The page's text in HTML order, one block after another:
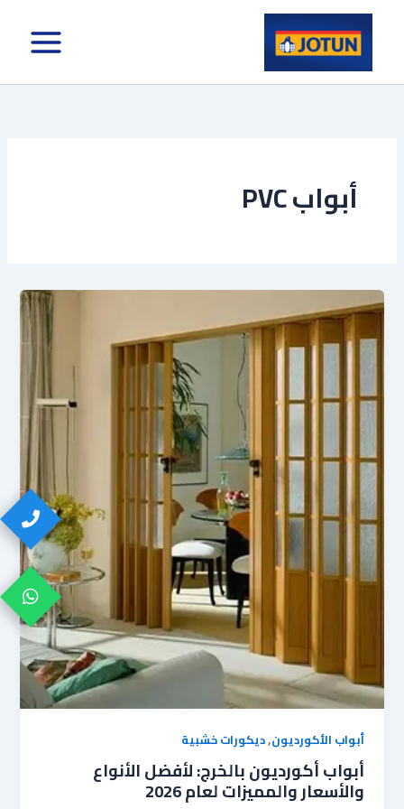
المحتوى
أبواب PVC
أبواب الأكورديون,ديكورات خشبية
أبواب أكورديون بالخرج: لأفضل الأنواع
والأسعار والمميزات لعام 2026